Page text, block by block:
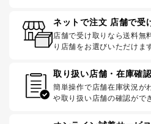
ネットで注文 店舗で受
店舗で受け取りなら送料無
り店舗をお選びいただけま
取り扱い店舗・在庫確認
簡単操作で店舗在庫状況が
や取り扱い店舗の確認がで